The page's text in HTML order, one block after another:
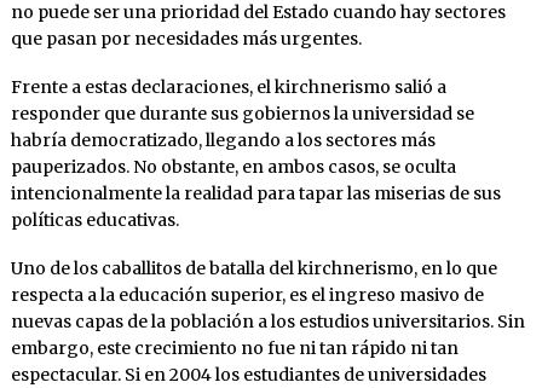
no puede ser una prioridad del Estado cuando hay sectores
que pasan por necesidades más urgentes.
Frente a estas declaraciones, el kirchnerismo salió a
responder que durante sus gobiernos la universidad se
habría democratizado, llegando a los sectores más
pauperizados. No obstante, en ambos casos, se oculta
intencionalmente la realidad para tapar las miserias de sus
políticas educativas.
Uno de los caballitos de batalla del kirchnerismo, en lo que
respecta a la educación superior, es el ingreso masivo de
nuevas capas de la población a los estudios universitarios. Sin
embargo, este crecimiento no fue ni tan rápido ni tan
espectacular. Si en 2004 los estudiantes de universidades